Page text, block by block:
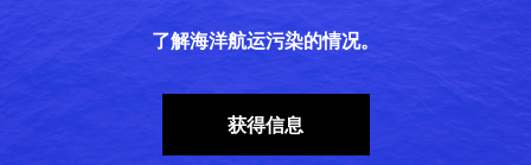
了解海洋航运污染的情况。
获得信息